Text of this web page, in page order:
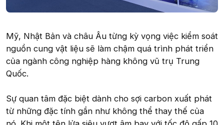
Mỹ, Nhật Bản và châu Âu từng kỳ vọng việc kiểm soát
nguồn cung vật liệu sẽ làm chậm quá trình phát triển
của ngành công nghiệp hàng không vũ trụ Trung
Quốc.
Sự quan tâm đặc biệt dành cho sợi carbon xuất phát
từ những đặc tính gần như không thể thay thế của